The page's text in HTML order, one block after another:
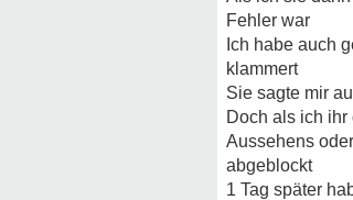
Fehler war
Ich habe auch
klammert
Sie sagte mir
Doch als ich
Aussehens
abgeblockt
1 Tag später